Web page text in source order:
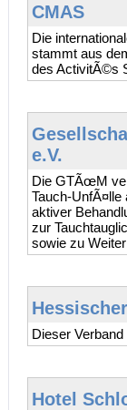
CMAS
Die
stammt aus
des ActivitÃ©s
e.V.
Die GTÃœM
Tauch-
aktiver
zur
sowie zu
Dieser
Hotel